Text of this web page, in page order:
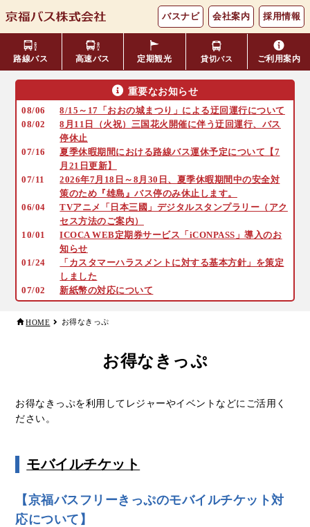
バスナビ 会社案内 採用情報
路線バス
時刻表・運賃表
主要バス停留所
のりば案内
エリア別路線図一覧
季節・特別運行バス 配布時刻表
定期券 お得なきっぷ
コミュニティバス
リアルタイムバス位置＆時刻表
Googleマップ NAVITIME
高速バス
福井⇔名古屋線 小松空港線
定期観光 貸切バス ご利用案内
バスの乗り方・降り方 お忘れ物について
年齢区分・福祉・障がい者割
よくあるご質問
キャッシュレス対応
重要なお知らせ
08/06
8/15～17「おおの城まつり」による迂回運行について
08/02
8月11日（火祝）三国花火開催に伴う迂回運行、バス
停休止
07/16
夏季休暇期間における路線バス運休予定について【7
月21日更新】
07/11
2026年7月18日～8月30日、夏季休暇期間中の安全対
策のため『雄島』バス停のみ休止します。
06/04
TVアニメ「日本三國」デジタルスタンプラリー（アク
セス方法のご案内）
10/01
ICOCA WEB定期券サービス「iCONPASS」導入のお
知らせ
01/24
「カスタマーハラスメントに対する基本方針」を策定
しました
07/02
新紙幣の対応について
HOME お得なきっぷ
お得なきっぷ
お得なきっぷを利用してレジャーやイベントなどにご活用く
ださい。
モバイルチケット
【京福バスフリーきっぷのモバイルチケット対
応について】